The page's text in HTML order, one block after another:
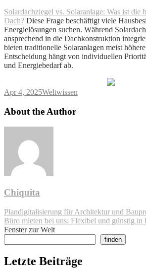
Solardachziegel vs. Solaranlage: Was ist die
Dach? Diese Frage beschäftigt viele
Energielösungen suchen. Während
ansprechend in die Dachkonstruktion
bieten traditionelle Solaranlagen meist
Entscheidung hängt von individuellen
und Energiebedarf ab.
Apr 4, 2025Weltwissen
About the Author
Chiquita
Post
navigation
Plandigitalisierung für Architektur und
Büro mieten bei uns: Flexibel und günstig in
Fenster zur Welt
finden
Letzte Beiträge